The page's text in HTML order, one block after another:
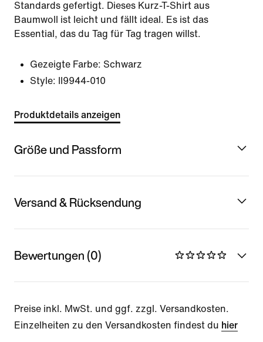
Standards gefertigt. Dieses Kurz-T-Shirt aus
Baumwoll ist leicht und fällt ideal. Es ist das
Essential, das du Tag für Tag tragen willst.
Gezeigte Farbe: Schwarz
Style:
II9944-010
Produktdetails anzeigen
Größe und Passform
Versand & Rücksendung
Bewertungen (0)
Preise inkl. MwSt. und ggf. zzgl. Versandkosten.
Einzelheiten zu den Versandkosten findest du hier